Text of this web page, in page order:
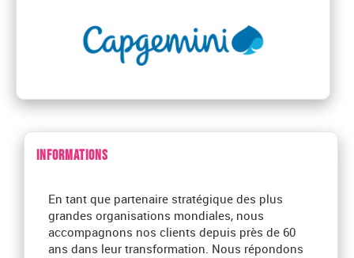
INFORMATIONS
En tant que partenaire stratégique des plus
grandes organisations mondiales, nous
accompagnons nos clients depuis près de 60
ans dans leur transformation. Nous répondons